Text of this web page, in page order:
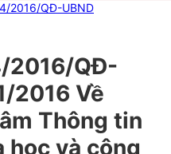
2016/QĐ-UBND
2016/QĐ-
2016 Về
Thông tin
học và công